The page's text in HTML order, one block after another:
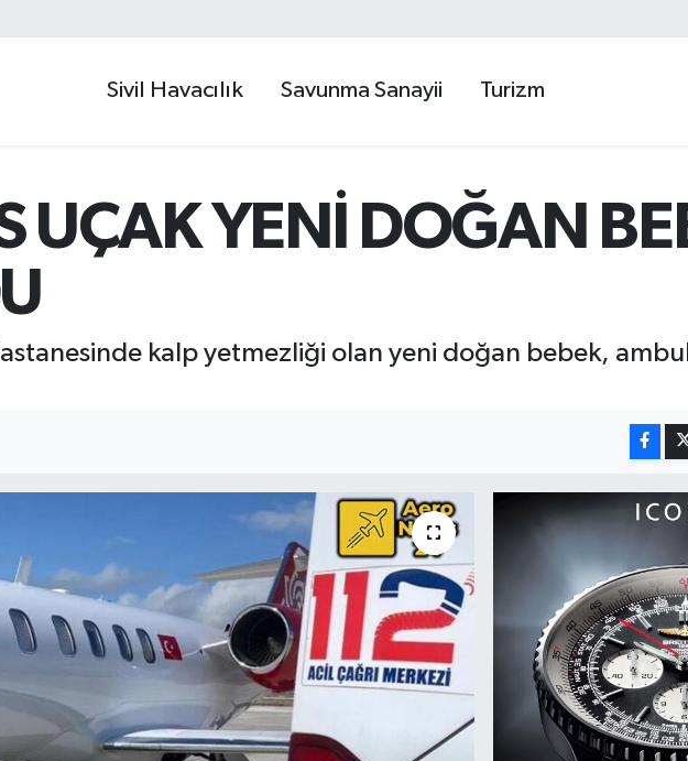
Sivil Havacılık Savunma Sanayii Turizm
UÇAK YENİ DOĞAN
kalp yetmezliği olan yeni doğan bebek,